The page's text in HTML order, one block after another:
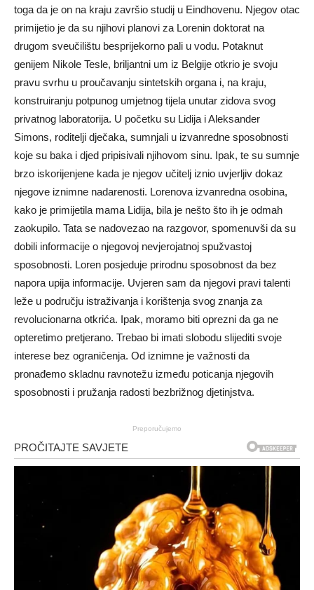
toga da je on na kraju završio studij u Eindhovenu. Njegov otac
primijetio je da su njihovi planovi za Lorenin doktorat na
drugom sveučilištu besprijekorno pali u vodu. Potaknut
genijem Nikole Tesle, briljantni um iz Belgije otkrio je svoju
pravu svrhu u proučavanju sintetskih organa i, na kraju,
konstruiranju potpunog umjetnog tijela unutar zidova svog
privatnog laboratorija. U početku su Lidija i Aleksander
Simons, roditelji dječaka, sumnjali u izvanredne sposobnosti
koje su baka i djed pripisivali njihovom sinu. Ipak, te su sumnje
brzo iskorijenjene kada je njegov učitelj iznio uvjerljiv dokaz
njegove iznimne nadarenosti. Lorenova izvanredna osobina,
kako je primijetila mama Lidija, bila je nešto što ih je odmah
zaokupilo. Tata se nadovezao na razgovor, spomenuvši da su
dobili informacije o njegovoj nevjerojatnoj spužvastoj
sposobnosti. Loren posjeduje prirodnu sposobnost da bez
napora upija informacije. Uvjeren sam da njegovi pravi talenti
leže u području istraživanja i korištenja svog znanja za
revolucionarna otkrića. Ipak, moramo biti oprezni da ga ne
opteretimo pretjerano. Trebao bi imati slobodu slijediti svoje
interese bez ograničenja. Od iznimne je važnosti da
pronađemo skladnu ravnotežu između poticanja njegovih
sposobnosti i pružanja radosti bezbrižnog djetinjstva.
Preporučujemo